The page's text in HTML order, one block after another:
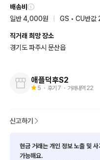
눈에 보이는 흠집은 사진으로
이외에 추가로 충전단자 쪽
다.
구성품은 본품과 제품 박스입
배송비
일반 4,000원
GS • CU반값
직거래 희망 장소
경기도 파주시 문산읍
애플덕후S2
5 ・ 후기 7 ・ 거래내역 22
신고하기
현금 거래는 개인 정보 노출 및
가능해요.